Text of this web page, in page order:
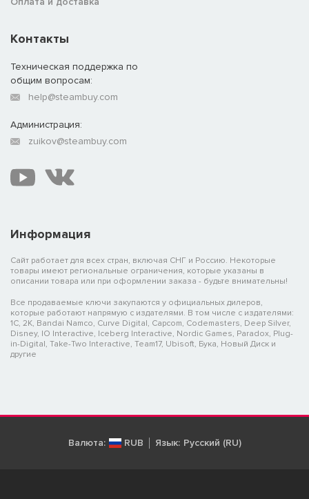
Информация
Сайт работает для всех стран, включая СНГ и Россию. Некоторые
товары имеют региональные ограничения, которые указаны в
описании товара или при оформлении заказа - будьте внимательны!
Все продаваемые ключи закупаются у официальных дилеров,
которые работают напрямую с издателями. В том числе с издателями:
1C, 2K, Bandai Namco, Curve Digital, Capcom, Codemasters, Deep Silver,
Disney, IO Interactive, Iceberg Interactive, Nordic Games, Paradox, Plug-
in-Digital, Take-Two Interactive, Team17, Ubisoft, Бука, Новый Диск и
другие
Контакты
Техническая поддержка по
общим вопросам:
help@steambuy.com
Администрация:
zuikov@steambuy.com
Валюта: RUB Язык: Русский (RU)